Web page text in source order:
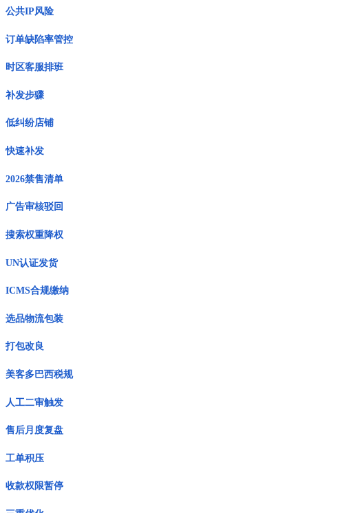
公共IP风险
订单缺陷率管控
时区客服排班
补发步骤
低纠纷店铺
快速补发
2026禁售清单
广告审核驳回
搜索权重降权
UN认证发货
ICMS合规缴纳
选品物流包装
打包改良
美客多巴西税规
人工二审触发
售后月度复盘
工单积压
收款权限暂停